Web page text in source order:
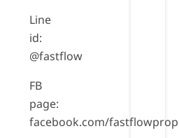
Line
id:
@fastflow
FB
page:
facebook.com/